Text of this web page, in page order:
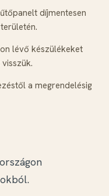
díjmentesen
lévő készülékeket
a megrendelésig